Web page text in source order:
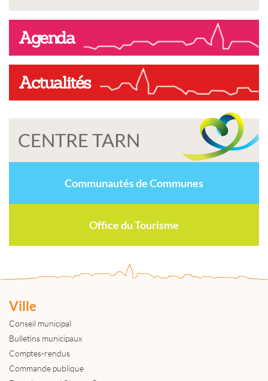
Agenda
Actualités
CENTRE TARN
Communautés de Communes
Office du Tourisme
Ville
Conseil municipal
Bulletins municipaux
Comptes-rendus
Commande publique